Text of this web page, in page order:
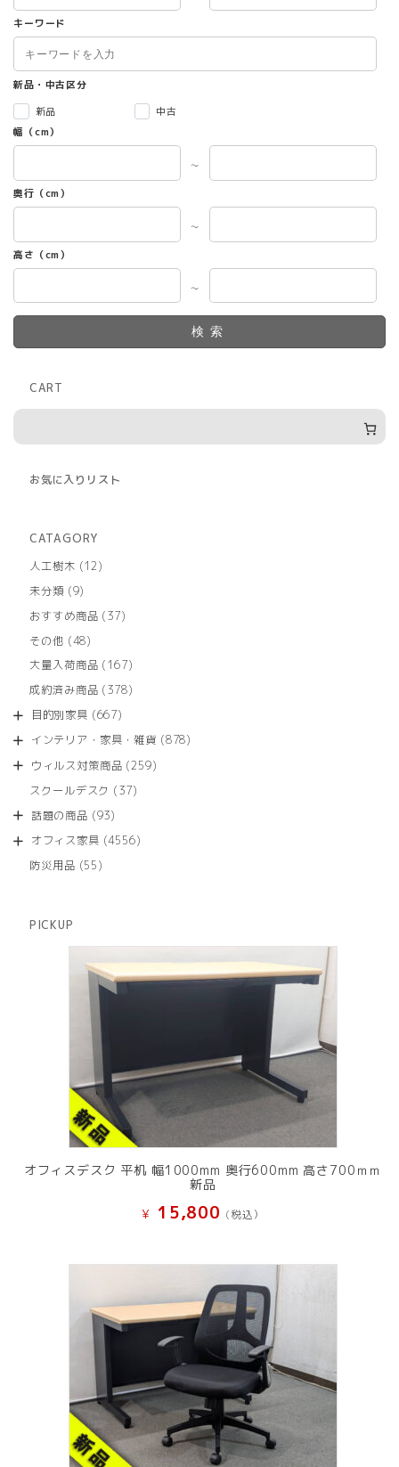
キーワード
新品・中古区分
新品
中古
幅（cm）
～
奥行（cm）
～
高さ（cm）
～
検索
CART
お気に入りリスト
CATAGORY
人工樹木
1212
商
未分類 99
の
商
おすすめ商品 3737
商
その他 4848
の
商
大量入荷商品 167167
の
成約済み商品 378378
商
目的別家具 667667
の
商
インテリア・家具・雑貨 878878
ウィルス対策商品 259259
スクールデスク 3737
商
話題の商品 9393
の
オフィス家具 45564556
防災用品 5555
PICKUP
オフィスデスク 平机 幅1000mm 奥行600mm 高さ700ｍｍ
新品
¥ 15,800 (税込）